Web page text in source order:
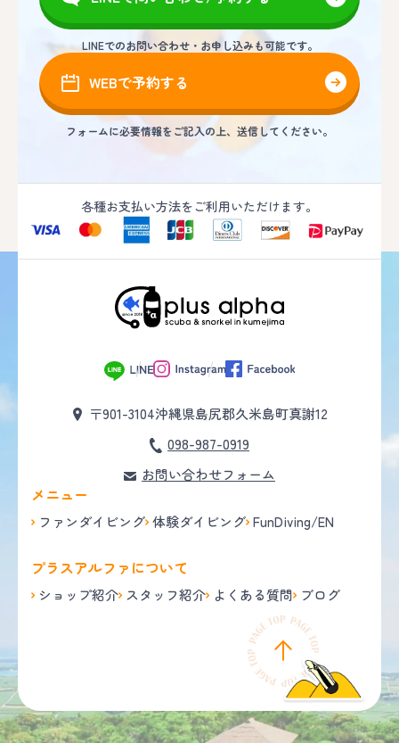
LINEでのお問い合わせ・お申し込みも可能です。
WEBで予約する
フォームに必要情報をご記入の上、送信してください。
各種お支払い方法をご利用いただけます。
〒901-3104沖縄県島尻郡久米島町真謝12
098-987-0919
お問い合わせフォーム
メニュー
ファンダイビング 体験ダイビング FunDiving/EN
プラスアルファについて
ショップ紹介 スタッフ紹介 よくある質問 ブログ